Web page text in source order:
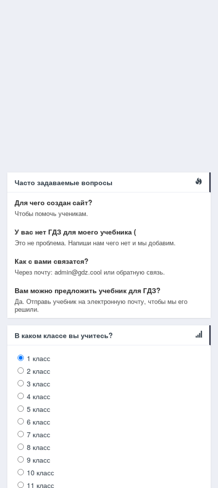
Часто задаваемые вопросы
Для чего создан сайт?
Чтобы помочь ученикам.
У вас нет ГДЗ для моего учебника (
Это не проблема. Напиши нам чего нет и мы добавим.
Как с вами связатся?
Через почту: admin@gdz.cool или обратную связь.
Вам можно предложить учебник для ГДЗ?
Да. Отправь учебник на электронную почту, чтобы мы его
решили.
В каком классе вы учитесь?
1 класс
2 класс
3 класс
4 класс
5 класс
6 класс
7 класс
8 класс
9 класс
10 класс
11 класс